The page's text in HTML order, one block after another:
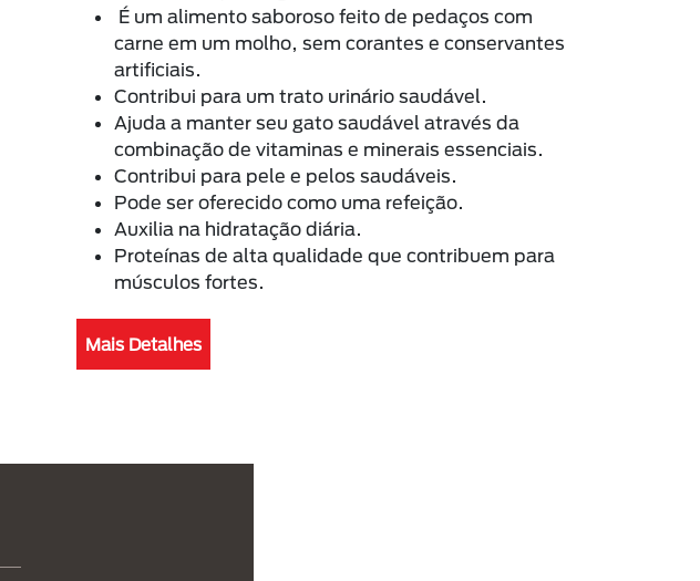
É um alimento saboroso feito de pedaços com
carne em um molho, sem corantes e conservantes
artificiais.
Contribui para um trato urinário saudável.
Ajuda a manter seu gato saudável através da
combinação de vitaminas e minerais essenciais.
Contribui para pele e pelos saudáveis.
Pode ser oferecido como uma refeição.
Auxilia na hidratação diária.
Proteínas de alta qualidade que contribuem para
músculos fortes.
Mais Detalhes